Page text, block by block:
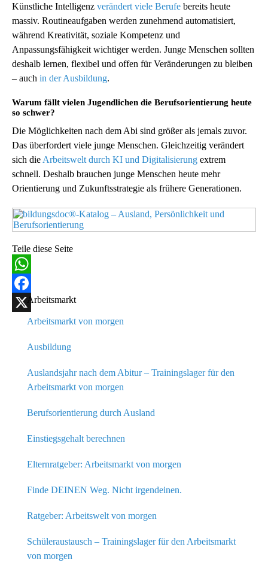
Künstliche Intelligenz verändert viele Berufe bereits heute
massiv. Routineaufgaben werden zunehmend automatisiert,
während Kreativität, soziale Kompetenz und
Anpassungsfähigkeit wichtiger werden. Junge Menschen sollten
deshalb lernen, flexibel und offen für Veränderungen zu bleiben
– auch in der Ausbildung.
Warum fällt vielen Jugendlichen die Berufsorientierung heute
so schwer?
Die Möglichkeiten nach dem Abi sind größer als jemals zuvor.
Das überfordert viele junge Menschen. Gleichzeitig verändert
sich die Arbeitswelt durch KI und Digitalisierung extrem
schnell. Deshalb brauchen junge Menschen heute mehr
Orientierung und Zukunftsstrategie als frühere Generationen.
Teile diese Seite
WhatsApp
Facebook
Arbeitsmarkt
Arbeitsmarkt von morgen
Ausbildung
Auslandsjahr nach dem Abitur – Trainingslager für den
Arbeitsmarkt von morgen
Berufsorientierung durch Ausland
Einstiegsgehalt berechnen
Elternratgeber: Arbeitsmarkt von morgen
Finde DEINEN Weg. Nicht irgendeinen.
Ratgeber: Arbeitswelt von morgen
Schüleraustausch – Trainingslager für den Arbeitsmarkt
von morgen